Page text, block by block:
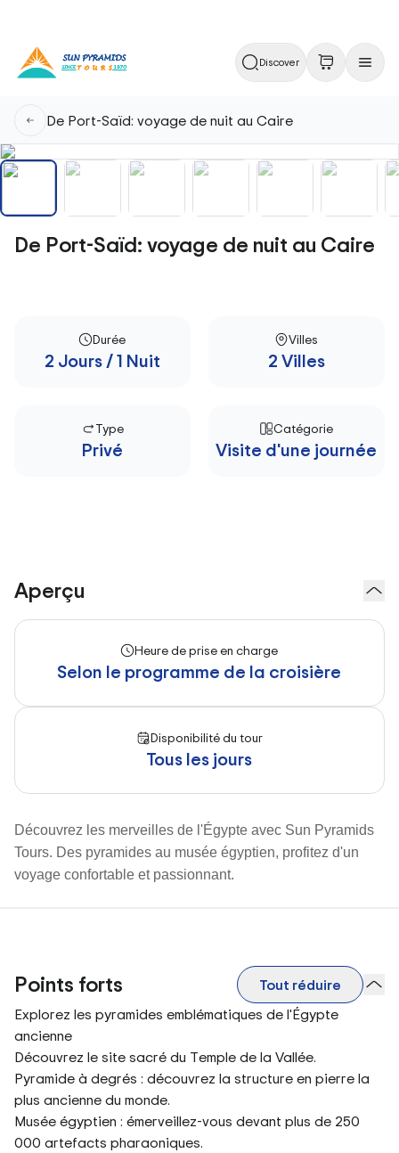
Discover
De Port-Saïd: voyage de nuit au Caire
De Port-Saïd: voyage de nuit au Caire
Durée
2 Jours / 1 Nuit
Villes
2 Villes
Type
Privé
Catégorie
Visite d'une journée
Aperçu
Heure de prise en charge
Selon le programme de la croisière
Disponibilité du tour
Tous les jours
Découvrez les merveilles de l'Égypte avec Sun Pyramids
Tours. Des pyramides au musée égyptien, profitez d'un
voyage confortable et passionnant.
Points forts
Tout réduire
Explorez les pyramides emblématiques de l'Égypte
ancienne
Découvrez le site sacré du Temple de la Vallée.
Pyramide à degrés : découvrez la structure en pierre la
plus ancienne du monde.
Musée égyptien : émerveillez-vous devant plus de 250
000 artefacts pharaoniques.